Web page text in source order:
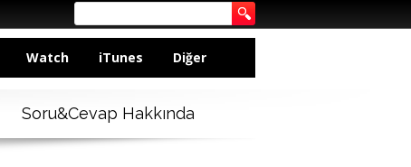
Watch iTunes Diğer
Soru&Cevap Hakkında